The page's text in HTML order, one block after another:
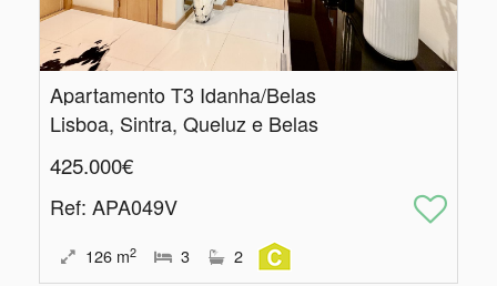
Apartamento T3 Idanha/Belas
Lisboa, Sintra, Queluz e Belas
425.000€
Ref: APA049V
126 m2 3 2